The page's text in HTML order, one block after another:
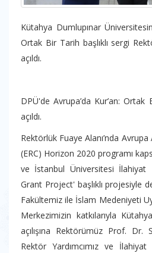
Kütahya Dumlupınar
Ortak Bir Tarih başlıklı sergi
açıldı.
DPÜ'de Avrupa’da Kur’an: Ortak
açıldı.
Rektörlük Fuaye Alanı’nda Avrupa
(ERC) Horizon 2020 programı
ve İstanbul Üniversitesi İlahiyat
Grant Project' başlıklı projesiyle
Fakültemiz ile İslam Medeniyeti
Merkezimizin katkılarıyla
açılışına Rektörümüz Prof. Dr.
Rektör Yardımcımız ve